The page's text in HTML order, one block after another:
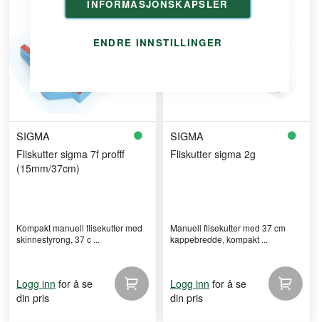
INFORMASJONSKAPSLER
ENDRE INNSTILLINGER
SIGMA
Fliskutter sigma 7f profff
(15mm/37cm)
Kompakt manuell flisekutter med
skinnestyrong, 37 c ...
Logg inn for å se
din pris
SIGMA
Fliskutter sigma 2g
Manuell flisekutter med 37 cm
kappebredde, kompakt ...
Logg inn for å se
din pris